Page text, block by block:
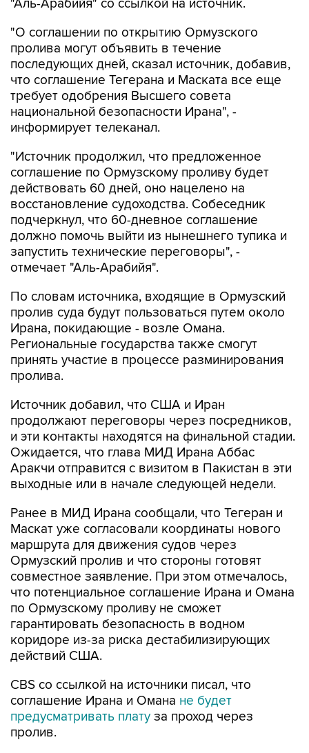
"Аль-Арабийя" со ссылкой на источник.
"О соглашении по открытию Ормузского
пролива могут объявить в течение
последующих дней, сказал источник, добавив,
что соглашение Тегерана и Маската все еще
требует одобрения Высшего совета
национальной безопасности Ирана", -
информирует телеканал.
"Источник продолжил, что предложенное
соглашение по Ормузскому проливу будет
действовать 60 дней, оно нацелено на
восстановление судоходства. Собеседник
подчеркнул, что 60-дневное соглашение
должно помочь выйти из нынешнего тупика и
запустить технические переговоры", -
отмечает "Аль-Арабийя".
По словам источника, входящие в Ормузский
пролив суда будут пользоваться путем около
Ирана, покидающие - возле Омана.
Региональные государства также смогут
принять участие в процессе разминирования
пролива.
Источник добавил, что США и Иран
продолжают переговоры через посредников,
и эти контакты находятся на финальной стадии.
Ожидается, что глава МИД Ирана Аббас
Аракчи отправится с визитом в Пакистан в эти
выходные или в начале следующей недели.
Ранее в МИД Ирана сообщали, что Тегеран и
Маскат уже согласовали координаты нового
маршрута для движения судов через
Ормузский пролив и что стороны готовят
совместное заявление. При этом отмечалось,
что потенциальное соглашение Ирана и Омана
по Ормузскому проливу не сможет
гарантировать безопасность в водном
коридоре из-за риска дестабилизирующих
действий США.
CBS со ссылкой на источники писал, что
соглашение Ирана и Омана не будет
предусматривать плату за проход через
пролив.